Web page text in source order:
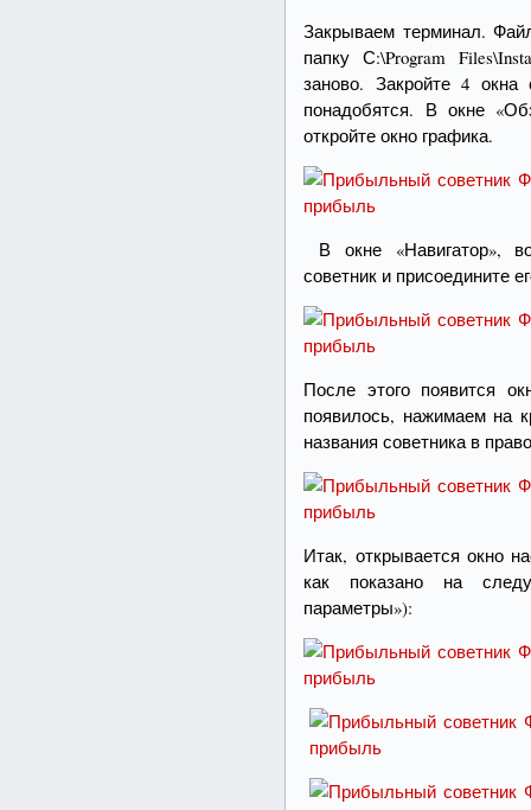
Закрываем терминал.
папку С:\Program
заново. Закройте 4
понадобятся. В окне
откройте окно графика.
В окне «Навигатор»,
советник и присоедините
После этого появится
появилось, нажимаем на
названия советника в
Итак, открывается окно
как показано на
параметры»):